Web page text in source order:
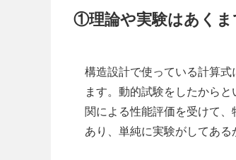
①理論や実験はあくま
構造設計で使っている計算
ます。動的試験をしたから
関による性能評価を受けて
あり、単純に実験がしてある